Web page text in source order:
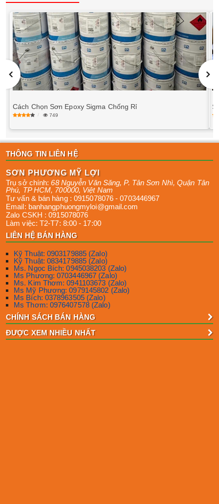
Cách Chọn Sơn Epoxy Sigma Chống Rỉ
749
THÔNG TIN LIÊN HỆ
SƠN PHƯƠNG MỸ LỢI
Trụ sở chính:68 Nguyễn Văn Săng, P. Tân Sơn Nhì,Quận Tân
Phú, TP HCM, 700000, Việt Nam
Tư vấn & bán hàng : 0915078076 -0703446967
Email: banhangphuongmyloi@gmail.com
Zalo CSKH :0915078076
Làm việc: T2-T7: 8:00 - 17:00
LIÊN HỆ BÁN HÀNG
Kỹ Thuật: 0903179885 (Zalo)
Kỹ Thuật: 0834179885 (Zalo)
Ms. Ngọc Bích: 0945038203 (Zalo)
Ms Phương: 0703446967 (Zalo)
Ms. Kim Thơm: 0941103673 (Zalo)
Ms Mỹ Phương: 0979145802 (Zalo)
Ms Bích: 0378963505 (Zalo)
Ms Thơm: 0976407578 (Zalo)
CHÍNH SÁCH BÁN HÀNG
ĐƯỢC XEM NHIỀU NHẤT